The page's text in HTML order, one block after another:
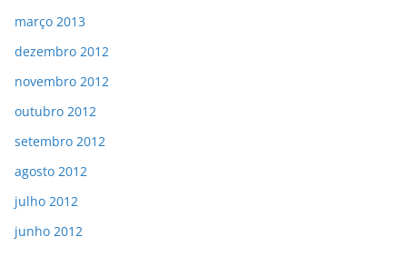
março 2013
dezembro 2012
novembro 2012
outubro 2012
setembro 2012
agosto 2012
julho 2012
junho 2012